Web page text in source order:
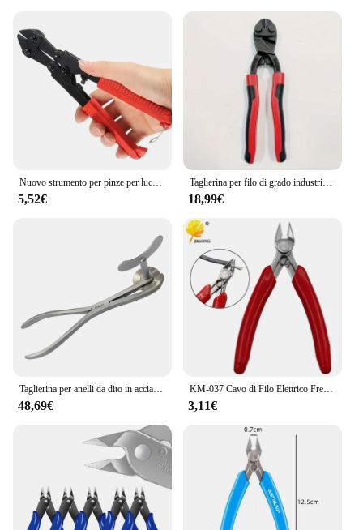
5,52€
Taglierina per filo di grado industriale portatile con lama antiscivolo piccola pistola in acciaio
18,99€
48,69€
KM-037 Cavo di Filo Elettrico Frese e taglierine per micro SIM Taglio Laterale Snips Flush Pinze Nipper Utensili A Mano
3,11€